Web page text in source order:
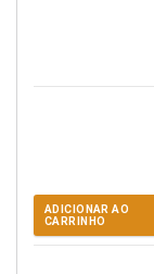
ADICIONAR AO
CARRINHO